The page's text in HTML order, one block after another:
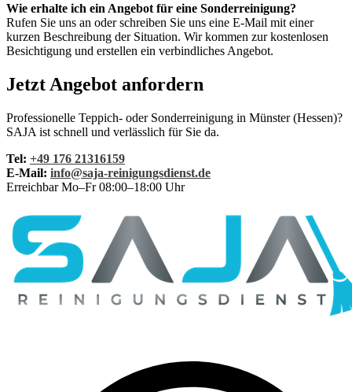
Wie erhalte ich ein Angebot für eine Sonderreinigung?
Rufen Sie uns an oder schreiben Sie uns eine E-Mail mit einer
kurzen Beschreibung der Situation. Wir kommen zur kostenlosen
Besichtigung und erstellen ein verbindliches Angebot.
Jetzt Angebot anfordern
Professionelle Teppich- oder Sonderreinigung in Münster (Hessen)?
SAJA ist schnell und verlässlich für Sie da.
Tel: +49 176 21316159
E-Mail: info@saja-reinigungsdienst.de
Erreichbar Mo–Fr 08:00–18:00 Uhr